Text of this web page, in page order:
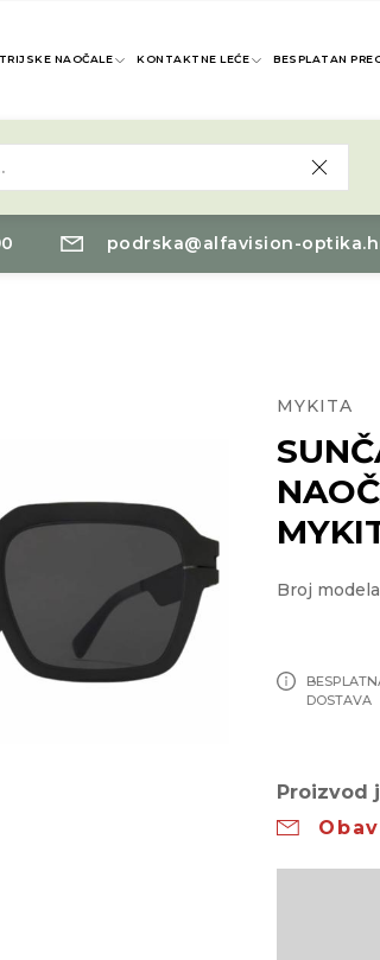
NAOČALE KONTAKTNE LEĆE BESPLATAN
podrska@alfavision-
MYKITA
Broj
DOSTAVA
Proizvod